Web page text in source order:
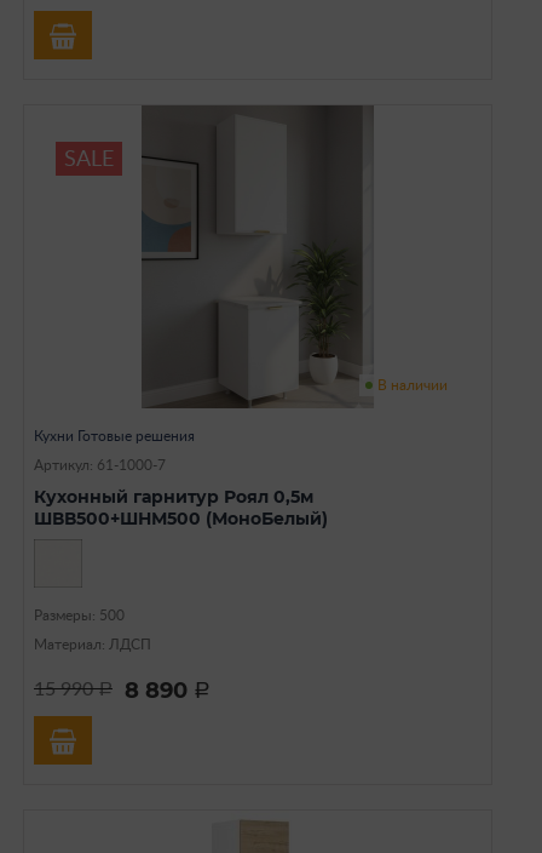
SALE
В наличии
Кухни Готовые решения
Артикул: 61-1000-7
Кухонный гарнитур Роял 0,5м
ШВВ500+ШНМ500 (МоноБелый)
Размеры: 500
Материал: ЛДСП
15 990a 8 890 a